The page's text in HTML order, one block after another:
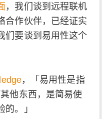
，我们谈到远程联机
合作伙伴，已经证实
们要谈到易用性这个
，「易用性是指
他东西，是简易使
。」